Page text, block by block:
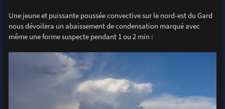
Une jeune et puissante poussée convective sur le nord-est du Gard
nous dévoilera un abaissement de condensation marqué avec
même une forme suspecte pendant 1 ou 2 min :